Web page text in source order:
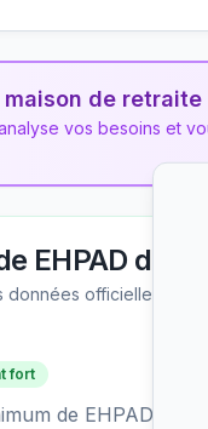
de
vos besoins et
EHPAD de
officielles et
fort
de EHPAD de